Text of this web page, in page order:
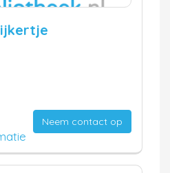
Neem contact op